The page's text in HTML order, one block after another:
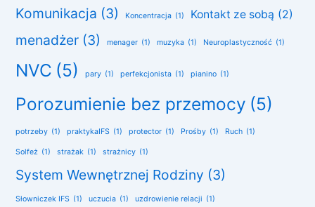
Komunikacja (3) Koncentracja (1) Kontakt ze sobą (2)
menadżer (3) menager (1) muzyka (1) Neuroplastyczność (1)
NVC (5) pary (1) perfekcjonista (1) pianino (1)
Porozumienie bez przemocy (5)
potrzeby (1) praktykaIFS (1) protector (1) Prośby (1) Ruch (1)
Solfeż (1) strażak (1) strażnicy (1)
System Wewnętrznej Rodziny (3)
Słowniczek IFS (1) uczucia (1) uzdrowienie relacji (1)